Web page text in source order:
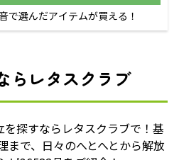
で選んだアイテムが買える！
らレタスクラブ
探すならレタスクラブで！基
まで、日々のへとへとから解放